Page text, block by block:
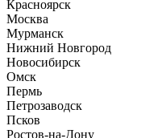
Красноярск
Москва
Мурманск
Нижний Новгород
Новосибирск
Омск
Пермь
Петрозаводск
Псков
Ростов-на-Дону